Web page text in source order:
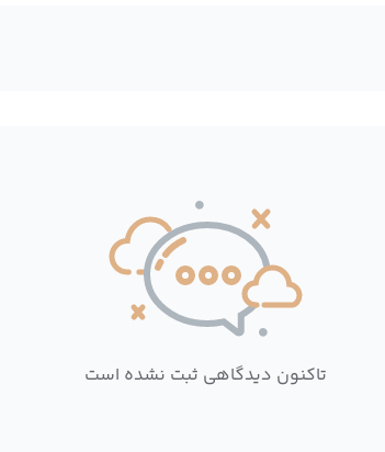
تاکنون دیدگاهی ثبت نشده است